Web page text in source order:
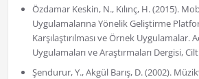
Özdamar Keskin, N., Kılınç, H. (2015).
Uygulamalarına Yönelik Geliştirme
Karşılaştırılması ve Örnek Uygulamalar.
Uygulamaları ve Araştırmaları Dergisi, Cilt
Şendurur, Y., Akgül Barış, D. (2002).